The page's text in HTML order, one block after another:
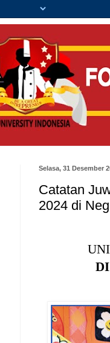
Selasa, 31 Desember
Catatan
2024 di